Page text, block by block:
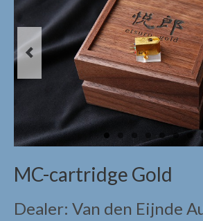
Digital & Analog / Sources,
Etsuro
Etsuro algemeen
Etsuro producten
Mørch
Mørch pick-up armen
EMT
MC-cartridge Gold
Dealer: Van den Eijnde